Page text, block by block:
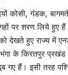
कोसी, गंडक,
पर शरण लिये हुए
हुए राज्य में
के किरतपुर
हैं। इसी तरह